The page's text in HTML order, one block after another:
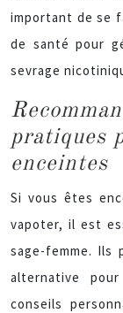
important de se
de santé pour
sevrage
pratiques
enceintes
Si vous êtes
vapoter, il est
sage-femme. Ils
alternative
conseils